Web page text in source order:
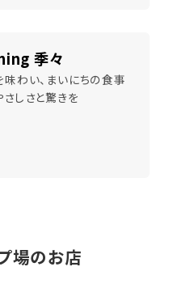
季々
味わい、まいにちの食事
さしさと驚きを
場のお店